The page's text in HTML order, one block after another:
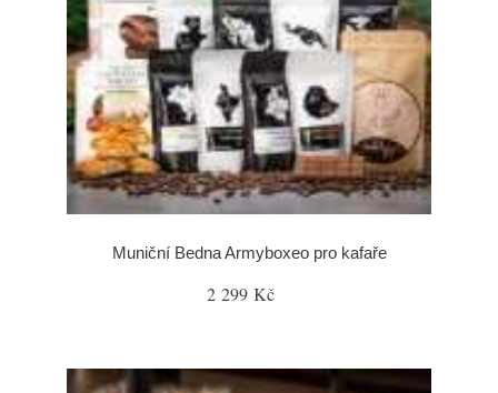
Muniční Bedna Armyboxeo pro kafaře
2 299 Kč